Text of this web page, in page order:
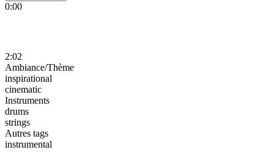
0:00
2:02
Ambiance/Thème
inspirational
cinematic
Instruments
drums
strings
Autres tags
instrumental